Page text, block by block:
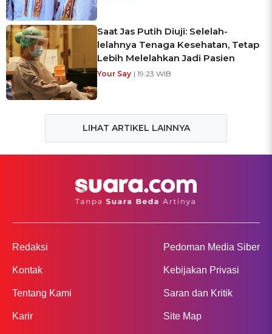
Saat Jas Putih Diuji: Selelah-
lelahnya Tenaga Kesehatan, Tetap
Lebih Melelahkan Jadi Pasien
Your Say | 19:23 WIB
LIHAT ARTIKEL LAINNYA
Redaksi
Kontak
Tentang Kami
Karir
Pedoman Media Siber
Kebijakan Privasi
Saran dan Kritik
Site Map